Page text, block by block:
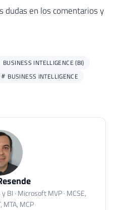
dudas en los comentarios y
BUSINESS INTELLIGENCE (BI)
BUSINESS INTELLIGENCE
BI · Microsoft MVP · MCSE,
MTA, MCP